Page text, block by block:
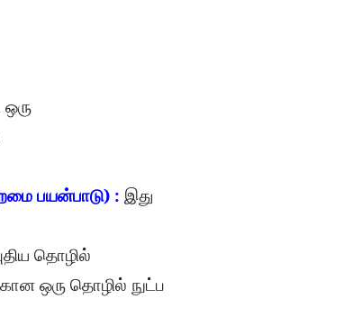
ஒரு
பயன்பாடு) : இது
தொழில்
ஒரு தொழில் நுட்ப